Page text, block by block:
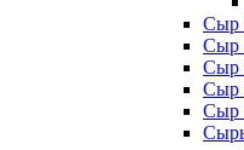
Сыр
Сыр
Сыр
Сыр